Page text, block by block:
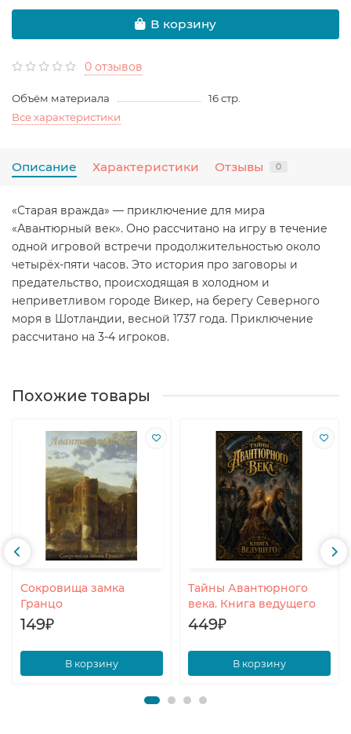
В корзину
0 отзывов
Объём материала
16 стр.
Все характеристики
Описание Характеристики Отзывы 0
«Старая вражда» — приключение для мира
«Авантюрный век». Оно рассчитано на игру в течение
одной игровой встречи продолжительностью около
четырёх-пяти часов. Это история про заговоры и
предательство, происходящая в холодном и
неприветливом городе Викер, на берегу Северного
моря в Шотландии, весной 1737 года. Приключение
рассчитано на 3-4 игроков.
Похожие товары
Сокровища замка
Гранцо
149₽
В корзину
Тайны Авантюрного
века. Книга ведущего
449₽
В корзину